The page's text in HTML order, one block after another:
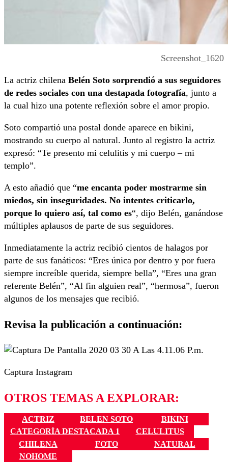
Screenshot_1620
La actriz chilena Belén Soto sorprendió a sus seguidores
de redes sociales con una destapada fotografía, junto a
la cual hizo una potente reflexión sobre el amor propio.
Soto compartió una postal donde aparece en bikini,
mostrando su cuerpo al natural. Junto al registro la actriz
expresó: “Te presento mi celulitis y mi cuerpo – mi
templo”.
A esto añadió que “me encanta poder mostrarme sin
miedos, sin inseguridades. No intentes criticarlo,
porque lo quiero así, tal como es“, dijo Belén, ganándose
múltiples aplausos de parte de sus seguidores.
Inmediatamente la actriz recibió cientos de halagos por
parte de sus fanáticos: “Eres única por dentro y por fuera
siempre increíble querida, siempre bella”, “Eres una gran
referente Belén”, “Al fin alguien real”, “hermosa”, fueron
algunos de los mensajes que recibió.
Revisa la publicación a continuación:
Captura Instagram
OTROS TEMAS A EXPLORAR:
ACTRIZ BELEN SOTO
BIKINI
CATEGORÍA DESTACADA 1
CELULITUS
CHILENA
FOTO
NATURAL
NOHOME